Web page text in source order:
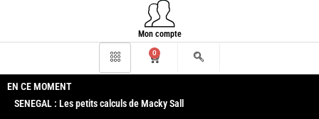
Mon compte
0
EN CE MOMENT
SENEGAL : Les petits calculs de Macky Sall